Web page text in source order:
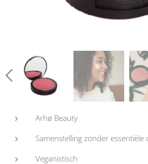
Arhø Beauty
Samenstelling zonder essentiële
Veganistisch